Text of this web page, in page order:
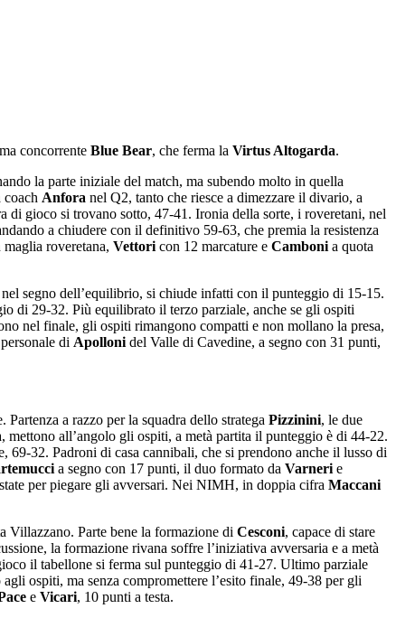
concorrente Blue Bear, che ferma la Virtus Altogarda.
la parte iniziale del match, ma subendo molto in quella
Anfora nel Q2, tanto che riesce a dimezzare il divario, a
di gioco si trovano sotto, 47-41. Ironia della sorte, i roveretani, nel
a chiudere con il definitivo 59-63, che premia la resistenza
maglia roveretana, Vettori con 12 marcature e Camboni a quota
segno dell’equilibrio, si chiude infatti con il punteggio di 15-15.
di 29-32. Più equilibrato il terzo parziale, anche se gli ospiti
nel finale, gli ospiti rimangono compatti e non mollano la presa,
di Apolloni del Valle di Cavedine, a segno con 31 punti,
a razzo per la squadra dello stratega Pizzinini, le due
all’angolo gli ospiti, a metà partita il punteggio è di 44-22.
32. Padroni di casa cannibali, che si prendono anche il lusso di
a segno con 17 punti, il duo formato da Varneri e
per piegare gli avversari. Nei NIMH, in doppia cifra Maccani
Villazzano. Parte bene la formazione di Cesconi, capace di stare
la formazione rivana soffre l’iniziativa avversaria e a metà
il tabellone si ferma sul punteggio di 41-27. Ultimo parziale
ospiti, ma senza compromettere l’esito finale, 49-38 per gli
e Vicari, 10 punti a testa.